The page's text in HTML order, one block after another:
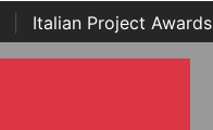
Italian Project Awards